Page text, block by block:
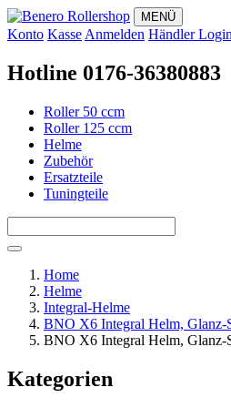
MENÜ
Konto Kasse Anmelden Händler Login
Hotline 0176-36380883
Roller 50 ccm
Roller 125 ccm
Helme
Zubehör
Ersatzteile
Tuningteile
Home
Helme
Integral-Helme
BNO X6 Integral Helm, Glanz-
BNO X6 Integral Helm, Glanz-
Kategorien